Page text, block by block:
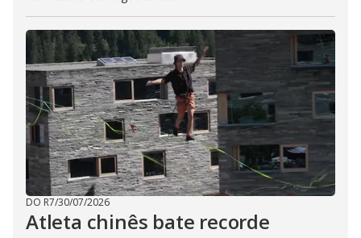
DO R7/30/07/2026
Atleta chinês bate recorde